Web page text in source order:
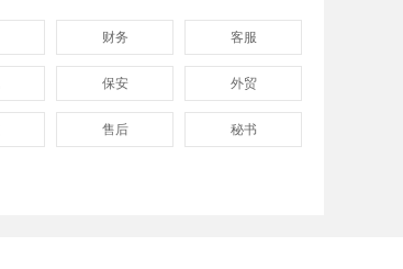
财务 客服
保安 外贸
售后 秘书